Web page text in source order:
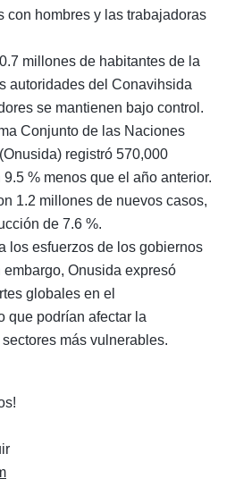
con hombres y las trabajadoras
millones de habitantes de la
autoridades del Conavihsida
se mantienen bajo control.
Conjunto de las Naciones
registró 570,000
% menos que el año anterior.
1.2 millones de nuevos casos,
de 7.6 %.
los esfuerzos de los gobiernos
Onusida expresó
globales en el
que podrían afectar la
más vulnerables.